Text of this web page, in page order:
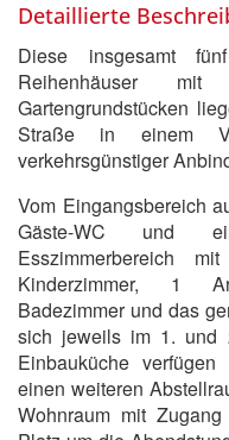
Detaillierte
Diese insgesamt
Reihenhäuser
Gartengrundstücken
Straße in einem
verkehrsgünstiger
Vom Eingangsbereich
Gäste-WC und
Esszimmerbereich
Kinderzimmer, 1
Badezimmer und das
sich jeweils im 1. und
Einbauküche
einen weiteren
Wohnraum mit